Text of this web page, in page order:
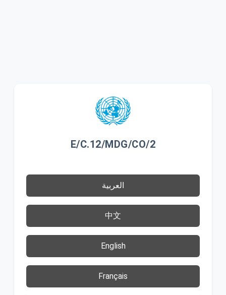
E/C.12/MDG/CO/2
العربية
中文
English
Français